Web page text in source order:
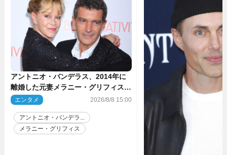
アントニオ・バンデラス、2014年に
離婚した元妻メラニー・グリフィスは
今も「親友の一人」
エンタメ 2026/8/8 15:00
アントニオ・バンデラ...
メラニー・グリフィス